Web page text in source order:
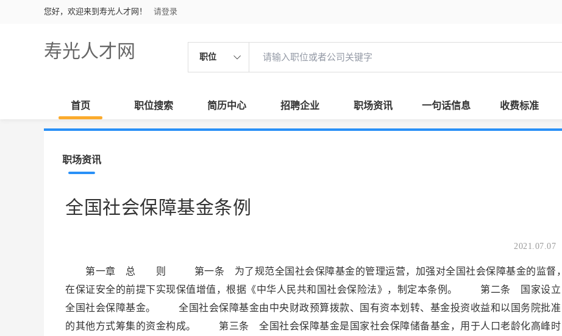
您好，欢迎来到寿光人才网！ 请登录
寿光人才网 职位
首页 职位搜索 简历中心 招聘企业 职场资讯 一句话信息 收费标准
职场资讯
全国社会保障基金条例
2021.07.07
第一章 总 则 第一条 为了规范全国社会保障基金的管理运营，加强对全国社会保障基金的监督，
在保证安全的前提下实现保值增值，根据《中华人民共和国社会保险法》，制定本条例。 第二条 国家设立
全国社会保障基金。 全国社会保障基金由中央财政预算拨款、国有资本划转、基金投资收益和以国务院批准
的其他方式筹集的资金构成。 第三条 全国社会保障基金是国家社会保障储备基金，用于人口老龄化高峰时